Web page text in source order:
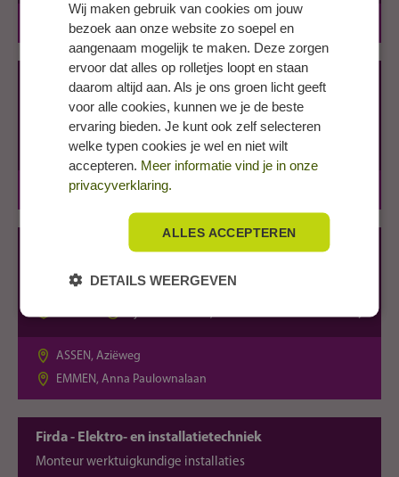
HARDINXVELD-GIESSENDAM, Griendaak
Deltion College | Techniek & Gebouwde
Monteur werktuigkundige installaties
MBO-2
2 jaar BBL
ZWOLLE, Mozartlaan
Drenthe College - Metaal-, Elektro- &
Monteur Werktuigkundige Installaties (loodgieter)
MBO-2
2 jaar BOL, BBL
ASSEN, Aziëweg
EMMEN, Anna Paulownalaan
Firda - Elektro- en installatietechniek
Monteur werktuigkundige installaties
Wij maken gebruik van cookies om jouw
bezoek aan onze website zo soepel en
aangenaam mogelijk te maken. Deze zorgen
ervoor dat alles op rolletjes loopt en staan
daarom altijd aan. Als je ons groen licht geeft
voor alle cookies, kunnen we je de beste
ervaring bieden. Je kunt ook zelf selecteren
welke typen cookies je wel en niet wilt
accepteren. Meer informatie vind je in onze
privacyverklaring.
ALLES ACCEPTEREN
DETAILS WEERGEVEN